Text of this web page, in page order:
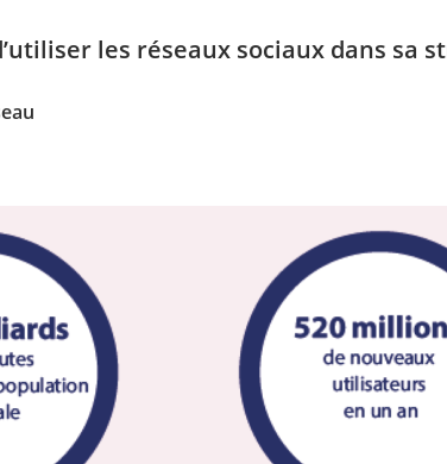
les réseaux sociaux dans sa